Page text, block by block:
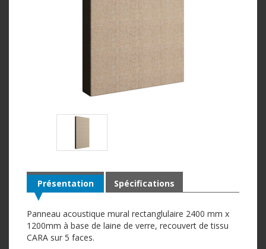
Présentation
Panneau acoustique mural rectanglulaire 2400 mm x
1200mm à base de laine de verre, recouvert de tissu
CARA sur 5 faces.
Spécifications